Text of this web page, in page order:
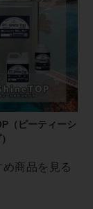
（ピーティーシ
商品を見る